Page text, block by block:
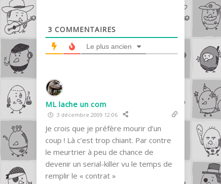
3 COMMENTAIRES
Le plus ancien
ML lache un com
3 décembre 2009 12:06
Je crois que je préfère mourir d’un
coup ! Là c’est trop chiant. Par contre
le meurtrier à peu de chance de
devenir un serial-killer vu le temps de
remplir le « contrat »